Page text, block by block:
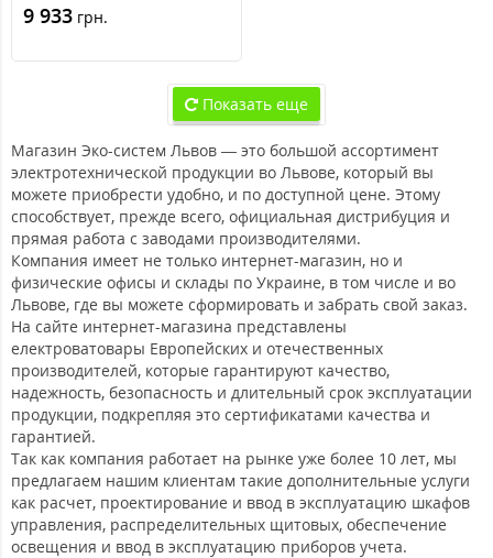
(MTN4375-0303)
9 933 грн.
Показать еще
Магазин Эко-систем Львов — это большой ассортимент
электротехнической продукции во Львове, который вы
можете приобрести удобно, и по доступной цене. Этому
способствует, прежде всего, официальная дистрибуция и
прямая работа с заводами производителями.
Компания имеет не только интернет-магазин, но и
физические офисы и склады по Украине, в том числе и во
Львове, где вы можете сформировать и забрать свой заказ.
На сайте интернет-магазина представлены
електроватовары Европейских и отечественных
производителей, которые гарантируют качество,
надежность, безопасность и длительный срок эксплуатации
продукции, подкрепляя это сертификатами качества и
гарантией.
Так как компания работает на рынке уже более 10 лет, мы
предлагаем нашим клиентам такие дополнительные услуги
как расчет, проектирование и ввод в эксплуатацию шкафов
управления, распределительных щитовых, обеспечение
освещения и ввод в эксплуатацию приборов учета.